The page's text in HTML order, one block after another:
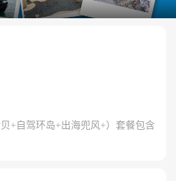
+自驾环岛+出海兜风+）套餐包含